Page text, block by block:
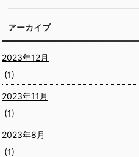
アーカイブ
2023年12月
(1)
2023年11月
(1)
2023年8月
(1)